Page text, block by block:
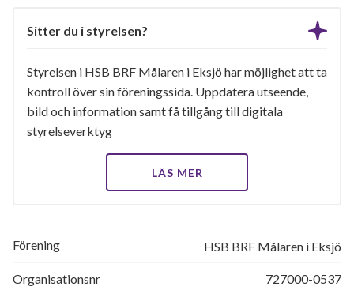
Sitter du i styrelsen?
Styrelsen i HSB BRF Målaren i Eksjö har möjlighet att ta
kontroll över sin föreningssida. Uppdatera utseende,
bild och information samt få tillgång till digitala
styrelseverktyg
LÄS MER
Förening HSB BRF Målaren i Eksjö
Organisationsnr 727000-0537